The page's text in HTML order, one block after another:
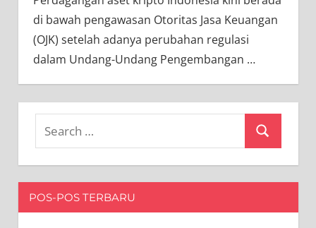
di bawah pengawasan Otoritas Jasa Keuangan
(OJK) setelah adanya perubahan regulasi
dalam Undang-Undang Pengembangan …
Search
POS-POS TERBARU